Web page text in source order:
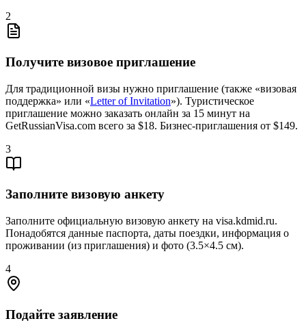
2
Получите визовое приглашение
Для традиционной визы нужно приглашение (также «визовая
поддержка» или «Letter of Invitation»). Туристическое
приглашение можно заказать онлайн за 15 минут на
GetRussianVisa.com всего за $18. Бизнес-приглашения от $149.
3
Заполните визовую анкету
Заполните официальную визовую анкету на visa.kdmid.ru.
Понадобятся данные паспорта, даты поездки, информация о
проживании (из приглашения) и фото (3.5×4.5 см).
4
Подайте заявление